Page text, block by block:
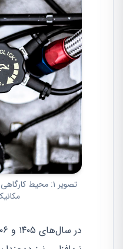
تصویر ۱: محیط